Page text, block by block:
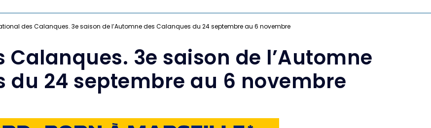
des Calanques. 3e saison de l’Automne des Calanques du 24 septembre au 6 novembre
3e saison de l’Automne
du 24 septembre au 6 novembre